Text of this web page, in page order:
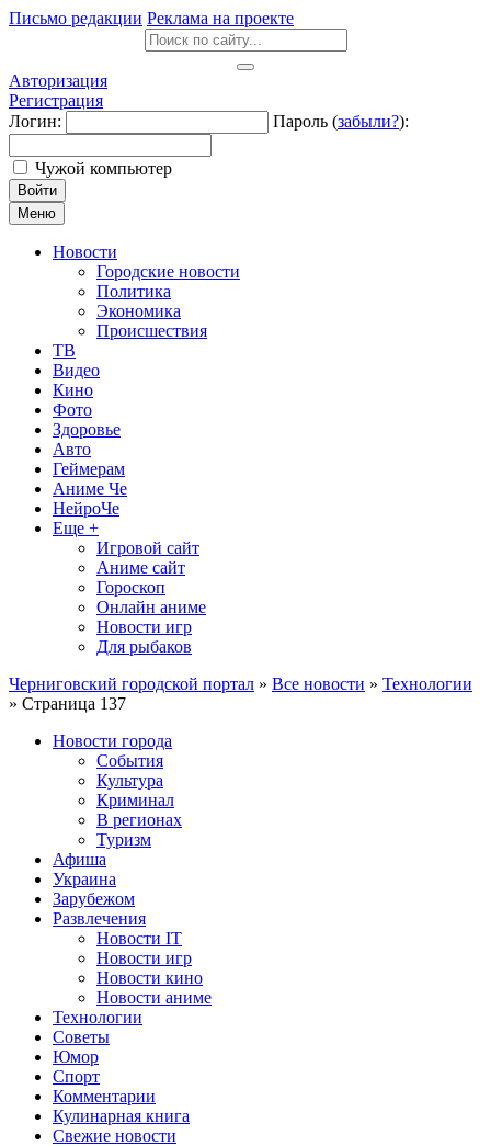
Письмо редакции Реклама на проекте
Авторизация
Регистрация
Логин:
Пароль (забыли?):
Чужой компьютер
Войти
Меню
Новости
Городские новости
Политика
Экономика
Происшествия
ТВ
Видео
Кино
Фото
Здоровье
Авто
Геймерам
Аниме Че
НейроЧе
Еще +
Игровой сайт
Аниме сайт
Гороскоп
Онлайн аниме
Новости игр
Для рыбаков
Черниговский городской портал » Все новости » Технологии
» Страница 137
Новости города
События
Культура
Криминал
В регионах
Туризм
Афиша
Украина
Зарубежом
Развлечения
Новости IT
Новости игр
Новости кино
Новости аниме
Технологии
Советы
Юмор
Спорт
Комментарии
Кулинарная книга
Свежие новости